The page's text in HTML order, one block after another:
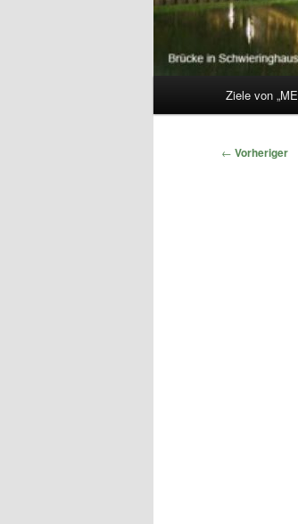
Ziele von
← Vorheriger